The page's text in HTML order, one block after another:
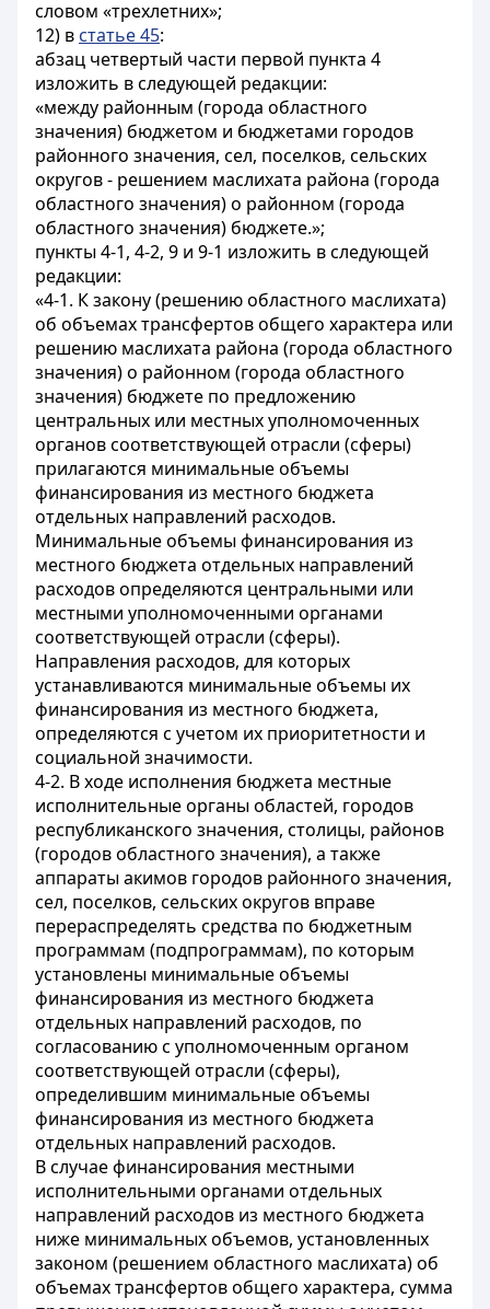
словом «трехлетних»;
12) в статье 45:
абзац четвертый части первой пункта 4
изложить в следующей редакции:
«между районным (города областного
значения) бюджетом и бюджетами городов
районного значения, сел, поселков, сельских
округов - решением маслихата района (города
областного значения) о районном (города
областного значения) бюджете.»;
пункты 4-1, 4-2, 9 и 9-1 изложить в следующей
редакции:
«4-1. К закону (решению областного маслихата)
об объемах трансфертов общего характера или
решению маслихата района (города областного
значения) о районном (города областного
значения) бюджете по предложению
центральных или местных уполномоченных
органов соответствующей отрасли (сферы)
прилагаются минимальные объемы
финансирования из местного бюджета
отдельных направлений расходов.
Минимальные объемы финансирования из
местного бюджета отдельных направлений
расходов определяются центральными или
местными уполномоченными органами
соответствующей отрасли (сферы).
Направления расходов, для которых
устанавливаются минимальные объемы их
финансирования из местного бюджета,
определяются с учетом их приоритетности и
социальной значимости.
4-2. В ходе исполнения бюджета местные
исполнительные органы областей, городов
республиканского значения, столицы, районов
(городов областного значения), а также
аппараты акимов городов районного значения,
сел, поселков, сельских округов вправе
перераспределять средства по бюджетным
программам (подпрограммам), по которым
установлены минимальные объемы
финансирования из местного бюджета
отдельных направлений расходов, по
согласованию с уполномоченным органом
соответствующей отрасли (сферы),
определившим минимальные объемы
финансирования из местного бюджета
отдельных направлений расходов.
В случае финансирования местными
исполнительными органами отдельных
направлений расходов из местного бюджета
ниже минимальных объемов, установленных
законом (решением областного маслихата) об
объемах трансфертов общего характера, сумма